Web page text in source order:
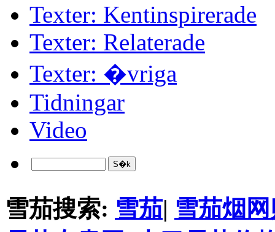
Texter: Kentinspirerade
Texter: Relaterade
Texter: �vriga
Tidningar
Video
雪茄搜索: 雪茄| 雪茄烟